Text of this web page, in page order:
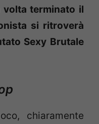
volta terminato il
si ritroverà
Sexy Brutale
chiaramente